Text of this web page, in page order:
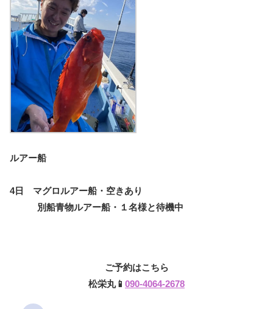
ルアー船
4日 マグロルアー船・空きあり
別船青物ルアー船・１名様と待機中
ご予約はこちら
松栄丸📱 090-4064-2678